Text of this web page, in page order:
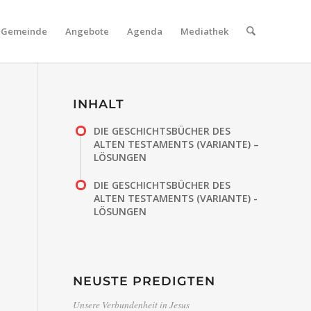
Gemeinde Angebote Agenda Mediathek
INHALT
DIE GESCHICHTSBÜCHER DES
ALTEN TESTAMENTS (VARIANTE) –
LÖSUNGEN
DIE GESCHICHTSBÜCHER DES
ALTEN TESTAMENTS (VARIANTE) -
LÖSUNGEN
NEUSTE PREDIGTEN
Unsere Verbundenheit in Jesus